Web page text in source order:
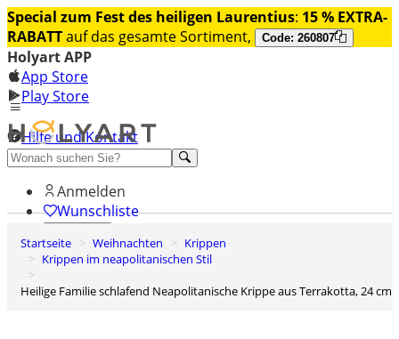
Special zum Fest des heiligen Laurentius: 15 % EXTRA-
RABATTauf das gesamte Sortiment, Code: 260807
Holyart APP
App Store
Play Store
Hilfe und Kontakt
Entdecken Sie Premium
Anmelden
Wunschliste
0
Warenkorb
Startseite Weihnachten
Krippen
Krippen im neapolitanischen Stil
Heilige Familie schlafend Neapolitanische Krippe aus Terrakotta, 24 cm